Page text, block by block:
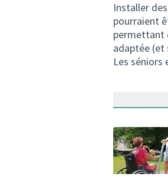
Installer
pourraient
permettant
adaptée (et
Les séniors